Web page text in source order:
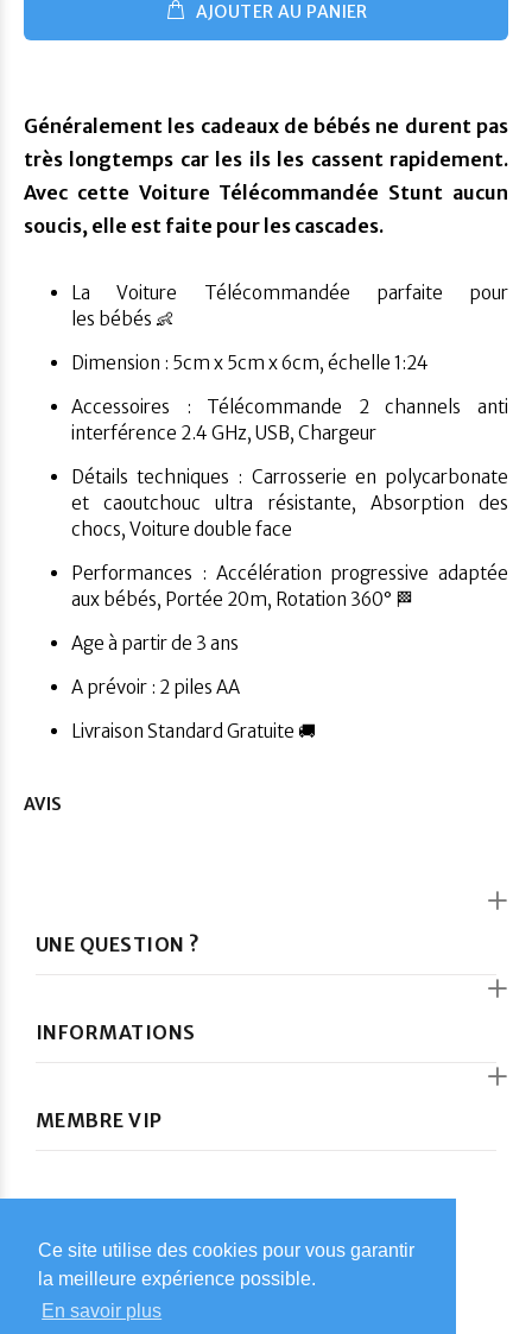
Ce site utilise des cookies pour vous garantir
la meilleure expérience possible.
En savoir plus
Ce site utilise des cookies pour vous garantir
la meilleure expérience possible.
En savoir plus
AJOUTER AU PANIER
Généralement les cadeaux de bébés ne durent pas
très longtemps car les ils les cassent rapidement.
Avec cette Voiture Télécommandée Stunt aucun
soucis, elle est faite pour les cascades.
La Voiture Télécommandée parfaite pour
les bébés 👶
Dimension : 5cm x 5cm x 6cm, échelle 1:24
Accessoires : Télécommande 2 channels anti
interférence 2.4 GHz, USB, Chargeur
Détails techniques : Carrosserie en polycarbonate
et caoutchouc ultra résistante, Absorption des
chocs, Voiture double face
Performances : Accélération progressive adaptée
aux bébés, Portée 20m, Rotation 360° 🏁
Age à partir de 3 ans
A prévoir : 2 piles AA
Livraison Standard Gratuite 🚚
AVIS
UNE QUESTION ?
INFORMATIONS
MEMBRE VIP
© Car-Kids 2024. Tous droits réservés